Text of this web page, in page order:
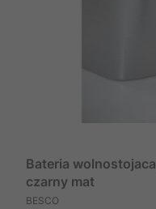
Bateria wolnostojaca produkcji Besco VARIUM
czarny mat
PRODUCENT
BESCO